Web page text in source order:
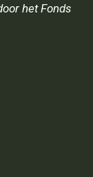
het Fonds